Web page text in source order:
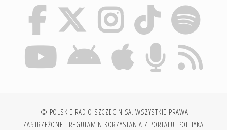
© POLSKIE RADIO SZCZECIN SA. WSZYSTKIE PRAWA
ZASTRZEŻONE. REGULAMIN KORZYSTANIA Z PORTALU POLITYKA